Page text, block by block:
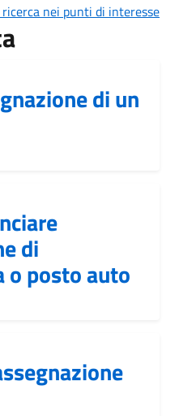
nei punti di interesse
di un
di
o posto auto